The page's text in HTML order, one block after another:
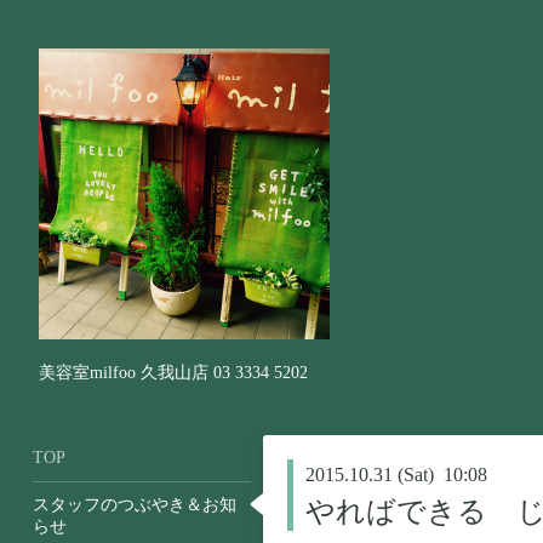
美容室milfoo 久我山店 03 3334 5202
2015.10.31 (Sat) 10:08
やればできる
TOP
スタッフのつぶやき＆お知
らせ